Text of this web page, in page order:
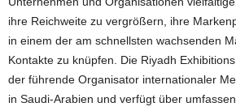
ihre Reichweite zu vergrößern, ihre
in einem der am schnellsten wachsenden
Kontakte zu knüpfen. Die Riyadh
der führende Organisator internationaler
in Saudi-Arabien und verfügt über